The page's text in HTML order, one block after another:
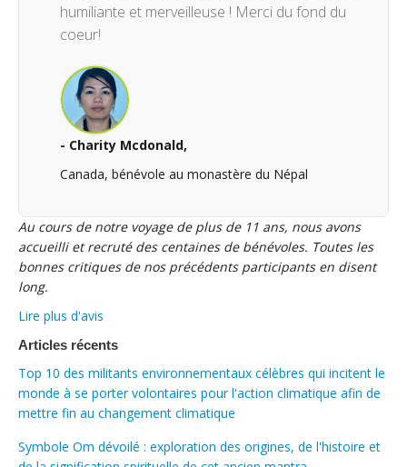
humiliante et merveilleuse ! Merci du fond du
coeur!
- Charity Mcdonald,
Canada, bénévole au monastère du Népal
Au cours de notre voyage de plus de 11 ans, nous avons
accueilli et recruté des centaines de bénévoles. Toutes les
bonnes critiques de nos précédents participants en disent
long.
Lire plus d'avis
Articles récents
Top 10 des militants environnementaux célèbres qui incitent le
monde à se porter volontaires pour l'action climatique afin de
mettre fin au changement climatique
Symbole Om dévoilé : exploration des origines, de l'histoire et